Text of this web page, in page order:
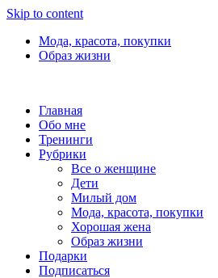
Skip to content
Мода, красота, покупки
Образ жизни
Главная
Обо мне
Тренинги
Рубрики
Все о женщине
Дети
Милый дом
Мода, красота, покупки
Хорошая жена
Образ жизни
Подарки
Подписаться